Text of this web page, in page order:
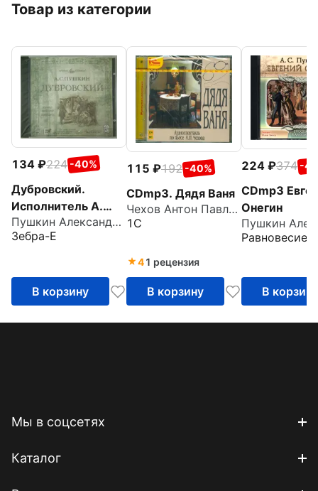
Товар из категории
134 224 -40%
Дубровский.
Исполнитель А.
Понаморев
(CDmp3)
Пушкин Александр Сергеевич
Зебра-Е
В корзину
115 192 -40%
CDmp3. Дядя Ваня
Чехов Антон Павлович
1С
41 рецензия
В корзину
224 374 -
CDmp3
Онегин
Равновесие
В корзину
Мы в соцсетях
Каталог